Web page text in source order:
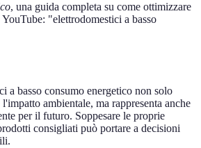
, una guida completa su come ottimizzare
"elettrodomestici a basso
a basso consumo energetico non solo
ambientale, ma rappresenta anche
per il futuro. Soppesare le proprie
consigliati può portare a decisioni